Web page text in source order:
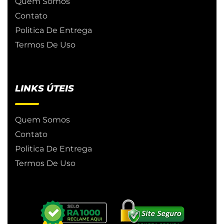
Contato
Politica De Entrega
Termos De Uso
LINKS ÚTEIS
Quem Somos
Contato
Politica De Entrega
Termos De Uso